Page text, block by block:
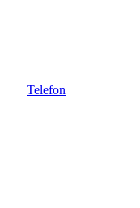
Telefon